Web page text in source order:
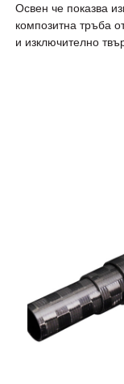
Освен че показва
композитна тръба
и изключително